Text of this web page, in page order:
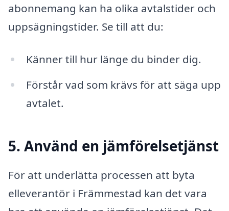
abonnemang kan ha olika avtalstider och
uppsägningstider. Se till att du:
Känner till hur länge du binder dig.
Förstår vad som krävs för att säga upp
avtalet.
5. Använd en jämförelsetjänst
För att underlätta processen att byta
elleverantör i Främmestad kan det vara